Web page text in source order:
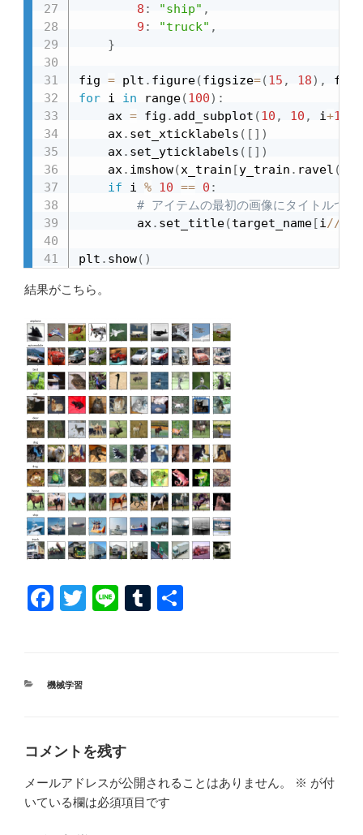
8 : "ship" ,
9 : "truck" ,
}
fig = plt . figure(figsize=(15 , 18) ,
for i in range(100) :
    ax
= fig . add_subplot (10 , 10 , i+1
    ax
. set_xticklabels ( [ ] )
    ax
. set_yticklabels ( [ ] )
    ax
. imshow(x_train [y_train . ravel (
if i % 10 == 0 :
# アイテムの最初の画像にタイトルつけ
        ax
. set_title(target_name[i//
plt . show( )
結果がこちら。
F
e
o
k
T
Li
T
カ
機械学習
コメントを残す
メールアドレスが公開されることはありません。 ※ が付
いている欄は必須項目です